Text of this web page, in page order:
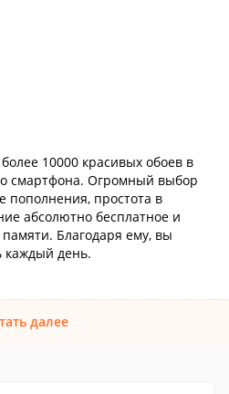
10000 красивых обоев в
смартфона. Огромный выбор
пополнения, простота в
абсолютно бесплатное и
Благодаря ему, вы
каждый день.
далее